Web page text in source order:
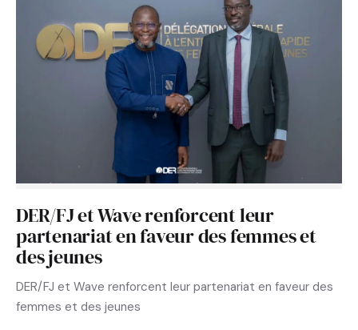
DER/FJ et Wave renforcent leur
partenariat en faveur des femmes et
des jeunes
DER/FJ et Wave renforcent leur partenariat en faveur des
femmes et des jeunes